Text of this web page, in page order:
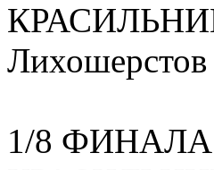
1/8 ФИНАЛА